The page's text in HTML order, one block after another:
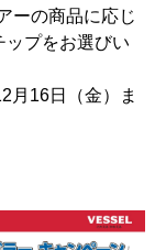
ーの商品に応じ
ップをお選びい
月16日（金）ま